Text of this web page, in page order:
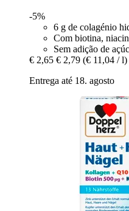
-5%
6 g de colagénio
Com biotina,
Sem adição de
€ 2,65 € 2,79 (€ 11,04 / l)
Entrega até 18. agosto